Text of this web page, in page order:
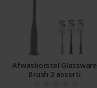
Afwasborstel Glassware
Brush 3 assorti